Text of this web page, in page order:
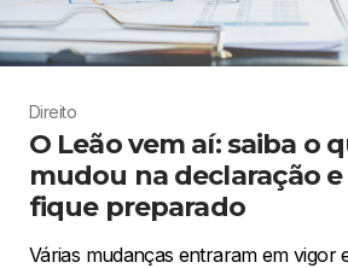
Direito
O Leão vem aí: saiba o
mudou na declaração e
fique preparado
Várias mudanças entraram em vigor